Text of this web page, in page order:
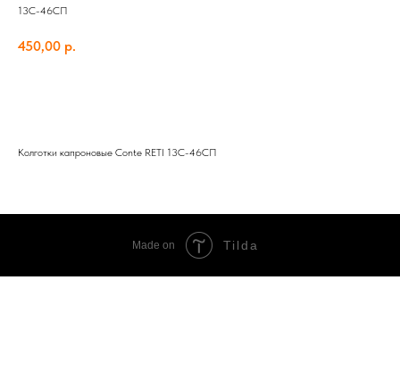
13С-46СП
450,00 р.
Колготки капроновые Conte RETI 13С-46СП
Made on Tilda